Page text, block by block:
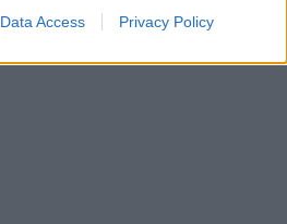
Data Access Privacy Policy